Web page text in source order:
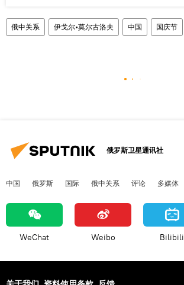
俄中关系 伊戈尔•莫尔古洛夫 中国 国庆节
俄罗斯卫星通讯社
中国 俄罗斯 国际 俄中关系 评论 多媒体
WeChat Weibo Bilibili